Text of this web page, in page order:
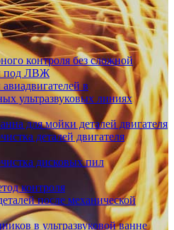
контроля без сложной
под ЛВЖ
в
ультразвуковых линиях
для мойки деталей двигателя
деталей двигателя
дисковых пил
контроля
после механической
в ультразвуковой ванне